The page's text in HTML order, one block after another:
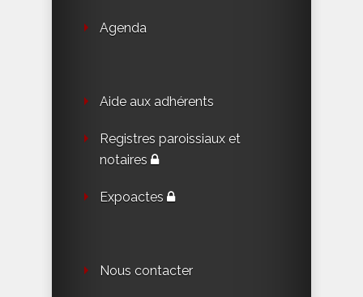
Agenda
Aide aux adhérents
Registres paroissiaux et
notaires
Expoactes
Nous contacter